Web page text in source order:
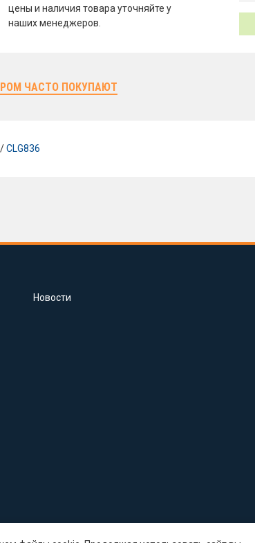
цены и наличия товара уточняйте у
наших менеджеров.
ЧАСТО ПОКУПАЮТ
/CLG836
Новости